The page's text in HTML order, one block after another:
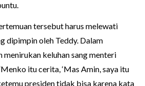
tersebut harus melewati
dipimpin oleh Teddy. Dalam
menirukan keluhan sang menteri
itu cerita, ‘Mas Amin, saya itu
presiden tidak bisa karena kata